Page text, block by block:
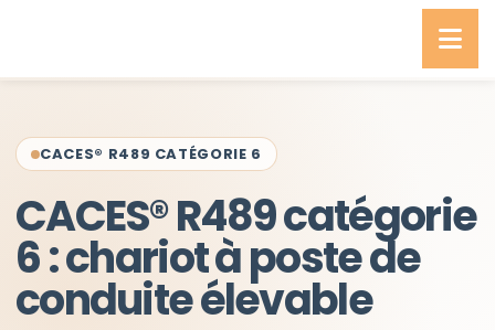
CACES® R489 CATÉGORIE 6
CACES® R489 catégorie
6 : chariot à poste de
conduite élevable